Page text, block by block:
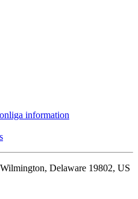
information
Delaware 19802, US